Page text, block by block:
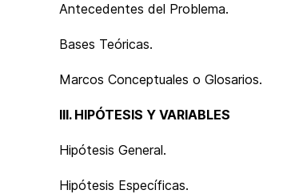
Antecedentes del Problema.
Bases Teóricas.
Marcos Conceptuales o Glosarios.
III. HIPÓTESIS Y VARIABLES
Hipótesis General.
Hipótesis Específicas.